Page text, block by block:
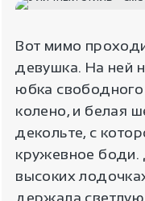
Вот мимо
девушка. На ней
юбка свободного
колено, и белая
декольте, с
кружевное боди.
высоких